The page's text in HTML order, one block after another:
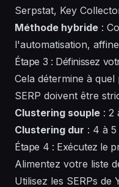
Serpstat, Key
Méthode hybride :
l'automatisation,
Étape 3 : Définissez
Cela détermine à
SERP doivent être
Clustering souple : 2
Clustering dur : 4 à 5
Étape 4 : Exécutez le
Alimentez votre liste
Utilisez les SERPs de